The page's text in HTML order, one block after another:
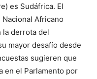
es Sudáfrica. El
Africano
la derrota del
mayor desafío desde
sugieren que
en el Parlamento por